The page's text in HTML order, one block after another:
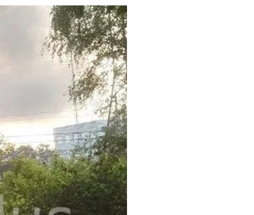
області.
зокрема: